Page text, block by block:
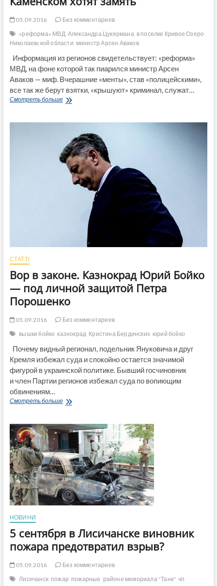
05.09.2016
Без комментариев
«реформа» МВД Александра Цукермана в поселке Кривое Озеро
Николаевcкой области министр Арсен Аваков
Информация из регионов свидетельствует: «реформа»
МВД, на фоне которой так пиарился министр Арсен
Аваков — миф. Вчерашние «менты», став «полицейскими»,
все так же берут взятки, «крышуют» криминал, служат…
Смотреть большеУбийство
Каменском
хотят
замять
СТАТТІ
Вор в законе. Казнокрад Юрий Бойко
— под личной защитой Петра
Порошенко
05.09.2016
Без комментариев
вышки бойко казнокрад Кристина Бердинских юрий бойко
Почему видный регионал, подельник Януковича и друг
Кремля избежал суда и спокойно остается значимой
фигурой в украинской политике. Бывший госчиновник
и член Партии регионов избежал суда по вопиющим
обвинениям…
Смотреть большеВор
Казнокрад
Юрий
Бойко
—
под
личной
защитой
Петра
Порошенко
НОВИНИ
5 сентября в Лисичанске виновник
пожара предотвратил взрыв?
05.09.2016
Без комментариев
Лисичанск пожар пожарные районе мемориала "Танк" чп